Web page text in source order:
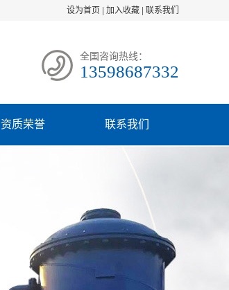
设为首页 加入收藏 联系我们
全国咨询热线：
13598687332
资质荣誉 联系我们